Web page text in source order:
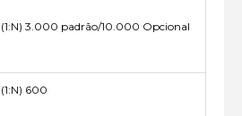
(1:N) 3.000 padrão/10.000 Opcional
(1:N) 600